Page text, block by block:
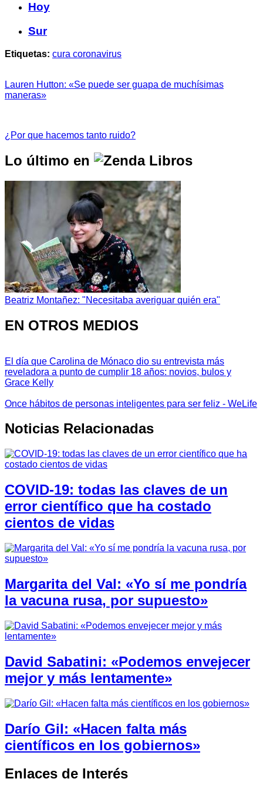
Hoy
Sur
Etiquetas: cura coronavirus
Lauren Hutton: «Se puede ser guapa de muchísimas
maneras»
¿Por que hacemos tanto ruido?
Lo último en
Beatriz Montañez: "Necesitaba averiguar quién era"
EN OTROS MEDIOS
El día que Carolina de Mónaco dio su entrevista más
reveladora a punto de cumplir 18 años: novios, bulos y
Grace Kelly
Once hábitos de personas inteligentes para ser feliz - WeLife
Noticias Relacionadas
COVID-19: todas las claves de un
error científico que ha costado
cientos de vidas
Margarita del Val: «Yo sí me pondría
la vacuna rusa, por supuesto»
David Sabatini: «Podemos envejecer
mejor y más lentamente»
Darío Gil: «Hacen falta más
científicos en los gobiernos»
Enlaces de Interés